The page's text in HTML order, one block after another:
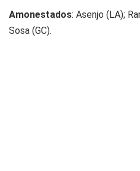
Amonestados: Asenjo (LA);
Sosa (GC).